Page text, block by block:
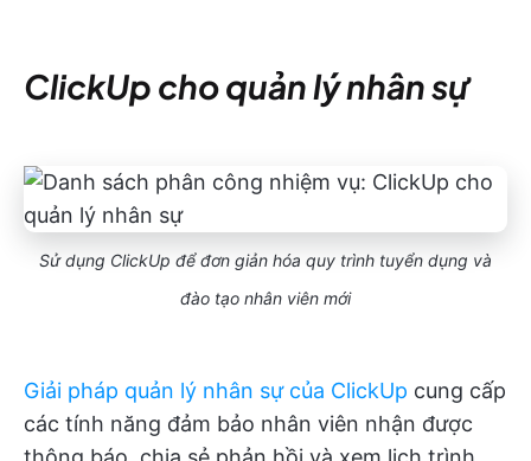
ClickUp cho quản lý nhân sự
Sử dụng ClickUp để đơn giản hóa quy trình tuyển dụng và
đào tạo nhân viên mới
Giải pháp quản lý nhân sự của ClickUp cung cấp
các tính năng đảm bảo nhân viên nhận được